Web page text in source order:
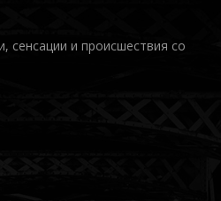
сенсации и происшествия со